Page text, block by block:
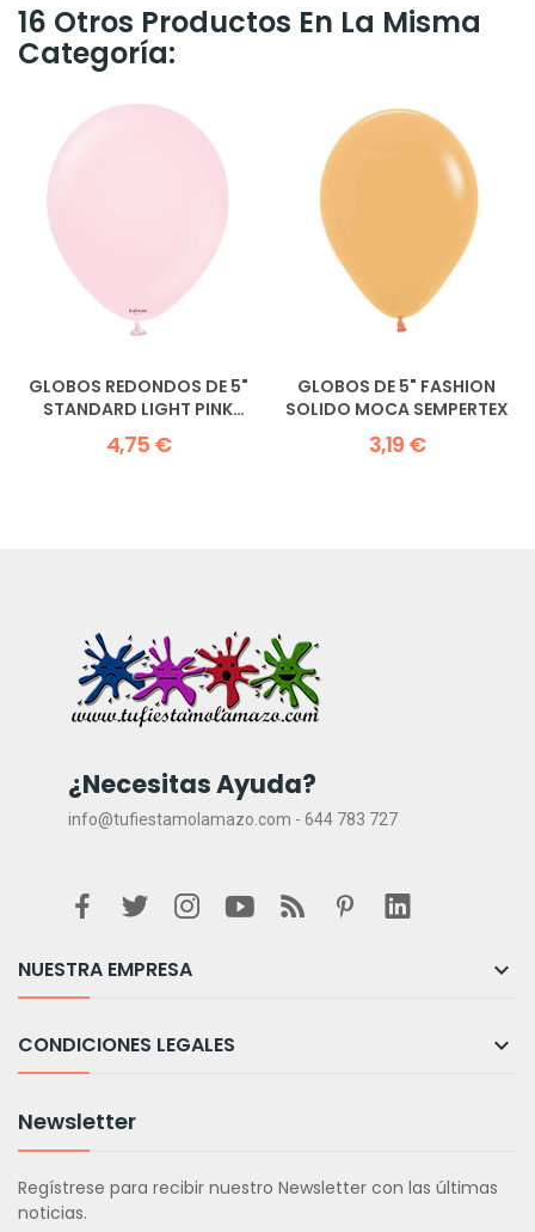
16 Otros Productos En La Misma
Categoría:
GLOBOS REDONDOS DE 5"
STANDARD LIGHT PINK
KALISAN
4,75 €
GLOBOS DE 5" FASHION
SOLIDO MOCA SEMPERTEX
3,19 €
¿Necesitas Ayuda?
info@tufiestamolamazo.com - 644 783 727
NUESTRA EMPRESA 
CONDICIONES LEGALES 
Newsletter
Regístrese para recibir nuestro Newsletter con las últimas
noticias.